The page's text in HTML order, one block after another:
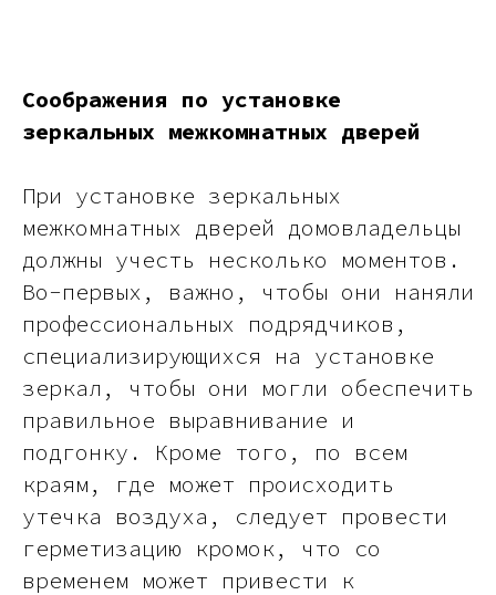
Соображения по установке
зеркальных межкомнатных дверей
При установке зеркальных
межкомнатных дверей домовладельцы
должны учесть несколько моментов.
Во-первых, важно, чтобы они наняли
профессиональных подрядчиков,
специализирующихся на установке
зеркал, чтобы они могли обеспечить
правильное выравнивание и
подгонку. Кроме того, по всем
краям, где может происходить
утечка воздуха, следует провести
герметизацию кромок, что со
временем может привести к
Москва - производство картин
Полимерная дом 8 \ ПН-ПТ 9-
18 | СБ 10-16 \ Посещение — по
предварительной записи)
Связь с нами:
Из-за большого количества
через мессенджеры. Главный
канал — Max Напишите нам, и
мы оперативно ответим.
ridsloft@gmail.com
+7 958 581 3200
Яндекс отзывы